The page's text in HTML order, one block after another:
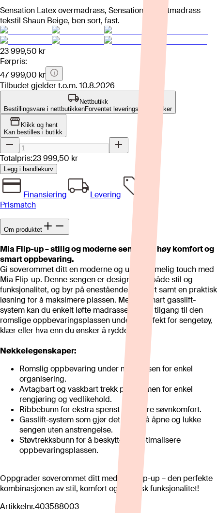
Sensation Latex overmadrass, Sensation pocketmadrass
tekstil Shaun Beige, ben sort, fast.
23 999,50 kr
Førpris:
47 999,00 kr
Tilbudet gjelder t.o.m. 10.8.2026
Nettbutikk
Bestillingsvare i nettbutikkenForventet leveringstid: 4-8 uker
Klikk og hent
Kan bestilles i butikk
Totalpris:23 999,50 kr
Legg i handlekurv
Finansiering
Levering
Prismatch
Om produktet
Mia Flip-up – stilig og moderne seng med høy komfort og
smart oppbevaring.
Gi soverommet ditt en moderne og ungdommelig touch med
Mia Flip-up. Denne sengen er designet for både stil og
funksjonalitet, og byr på enestående komfort samt en praktisk
løsning for å maksimere plassen. Med et smart gasslift-
system kan du enkelt løfte madrassen og få tilgang til den
romslige oppbevaringsplassen under – perfekt for sengetøy,
klær eller hva enn du ønsker å rydde unna.
Nøkkelegenskaper:
Romslig oppbevaring under madrassen for enkel
organisering.
Avtagbart og vaskbart trekk på rammen for enkel
rengjøring og vedlikehold.
Ribbebunn for ekstra spenst og bedre søvnkomfort.
Gasslift-system som gjør det enkelt å åpne og lukke
sengen uten anstrengelse.
Støvtrekksbunn for å beskytte og optimalisere
oppbevaringsplassen.
Oppgrader soverommet ditt med Mia Flip-up – den perfekte
kombinasjonen av stil, komfort og praktisk funksjonalitet!
Artikkelnr.403588003